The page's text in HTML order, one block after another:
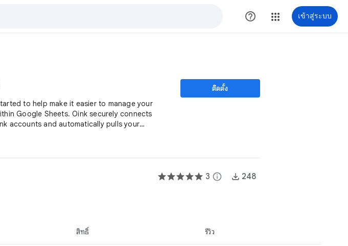
help_outline เข้าสู่ระบบ
to help make it easier to manage your
Google Sheets. Oink securely connects
accounts and automatically pulls your
into your personal finance spreadsheet.
ติดตั้ง
3 info 248
สิทธิ์ รีวิว